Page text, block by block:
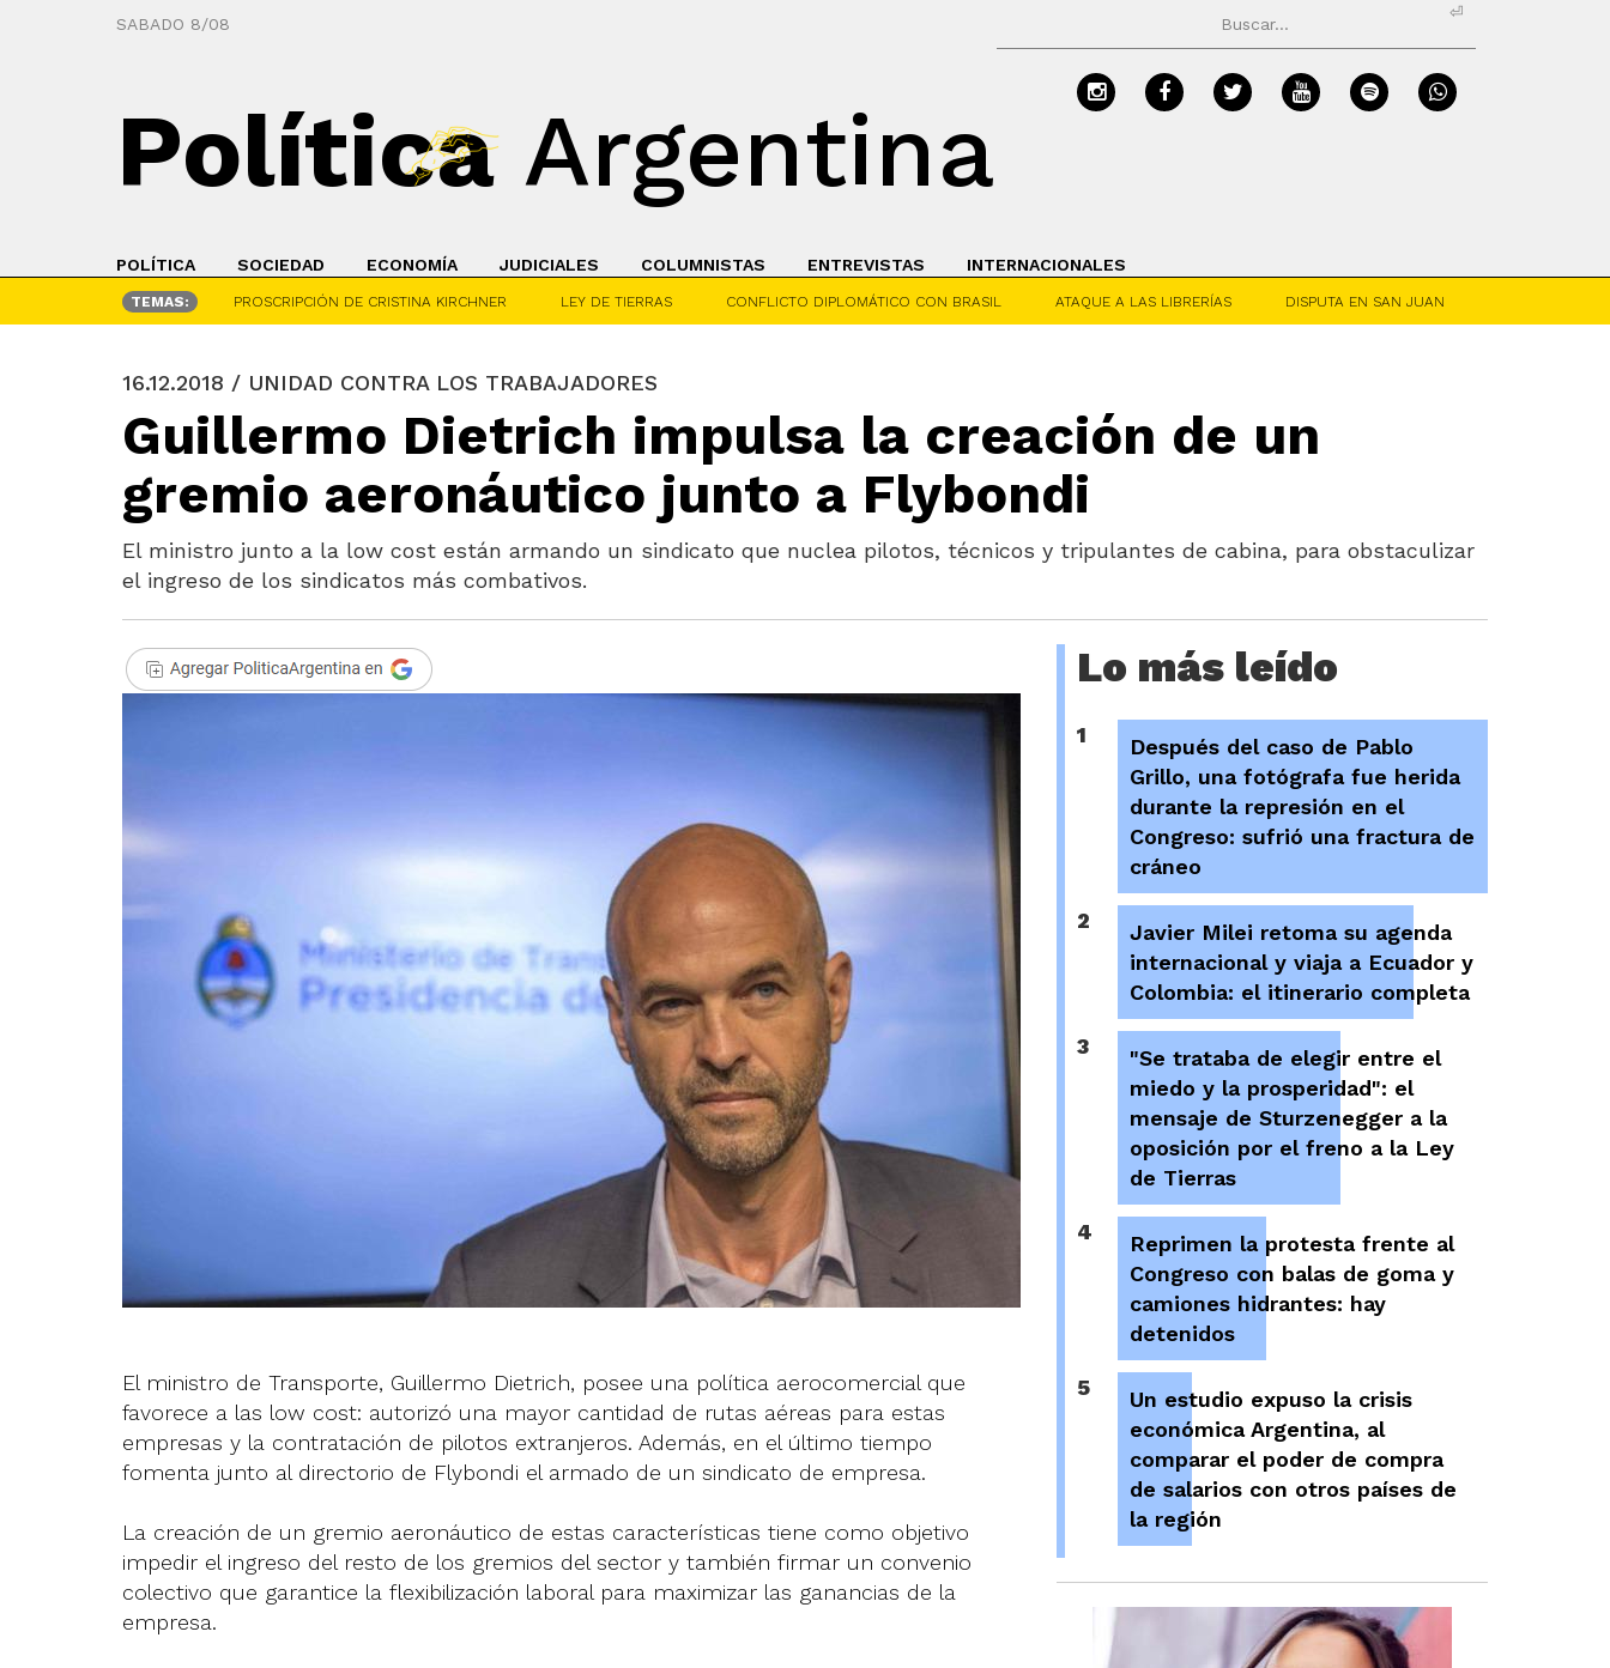
SABADO 8/08
⏎
PolíticaArgentina
POLÍTICA SOCIEDAD ECONOMÍA JUDICIALES COLUMNISTAS ENTREVISTAS INTERNACIONALES
TEMAS: PROSCRIPCIÓN DE CRISTINA KIRCHNER LEY DE TIERRAS CONFLICTO DIPLOMÁTICO CON BRASIL ATAQUE A LAS LIBRERÍAS DISPUTA EN SAN JUAN
16.12.2018 / UNIDAD CONTRA LOS TRABAJADORES
Guillermo Dietrich impulsa la creación de un
gremio aeronáutico junto a Flybondi
El ministro junto a la low cost están armando un sindicato que nuclea pilotos, técnicos y tripulantes de cabina, para obstaculizar
el ingreso de los sindicatos más combativos.
El ministro de Transporte, Guillermo Dietrich, posee una política aerocomercial que
favorece a las low cost: autorizó una mayor cantidad de rutas aéreas para estas
empresas y la contratación de pilotos extranjeros. Además, en el último tiempo
fomenta junto al directorio de Flybondi el armado de un sindicato de empresa.
La creación de un gremio aeronáutico de estas características tiene como objetivo
impedir el ingreso del resto de los gremios del sector y también firmar un convenio
colectivo que garantice la flexibilización laboral para maximizar las ganancias de la
empresa.
Lo más leído
1
Después del caso de Pablo
Grillo, una fotógrafa fue herida
durante la represión en el
Congreso: sufrió una fractura de
cráneo
2
Javier Milei retoma su agenda
internacional y viaja a Ecuador y
Colombia: el itinerario completa
3
"Se trataba de elegir entre el
miedo y la prosperidad": el
mensaje de Sturzenegger a la
oposición por el freno a la Ley
de Tierras
4
Reprimen la protesta frente al
Congreso con balas de goma y
camiones hidrantes: hay
detenidos
5
Un estudio expuso la crisis
económica Argentina, al
comparar el poder de compra
de salarios con otros países de
la región